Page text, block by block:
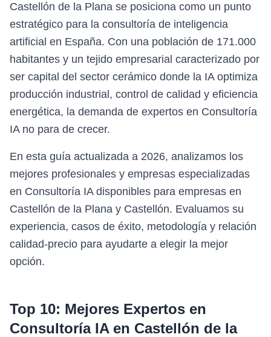
Castellón de la Plana se posiciona como un punto
estratégico para la consultoría de inteligencia
artificial en España. Con una población de 171.000
habitantes y un tejido empresarial caracterizado por
ser capital del sector cerámico donde la IA optimiza
producción industrial, control de calidad y eficiencia
energética, la demanda de expertos en Consultoría
IA no para de crecer.
En esta guía actualizada a 2026, analizamos los
mejores profesionales y empresas especializadas
en Consultoría IA disponibles para empresas en
Castellón de la Plana y Castellón. Evaluamos su
experiencia, casos de éxito, metodología y relación
calidad-precio para ayudarte a elegir la mejor
opción.
Top 10: Mejores Expertos en
Consultoría IAen Castellón de la